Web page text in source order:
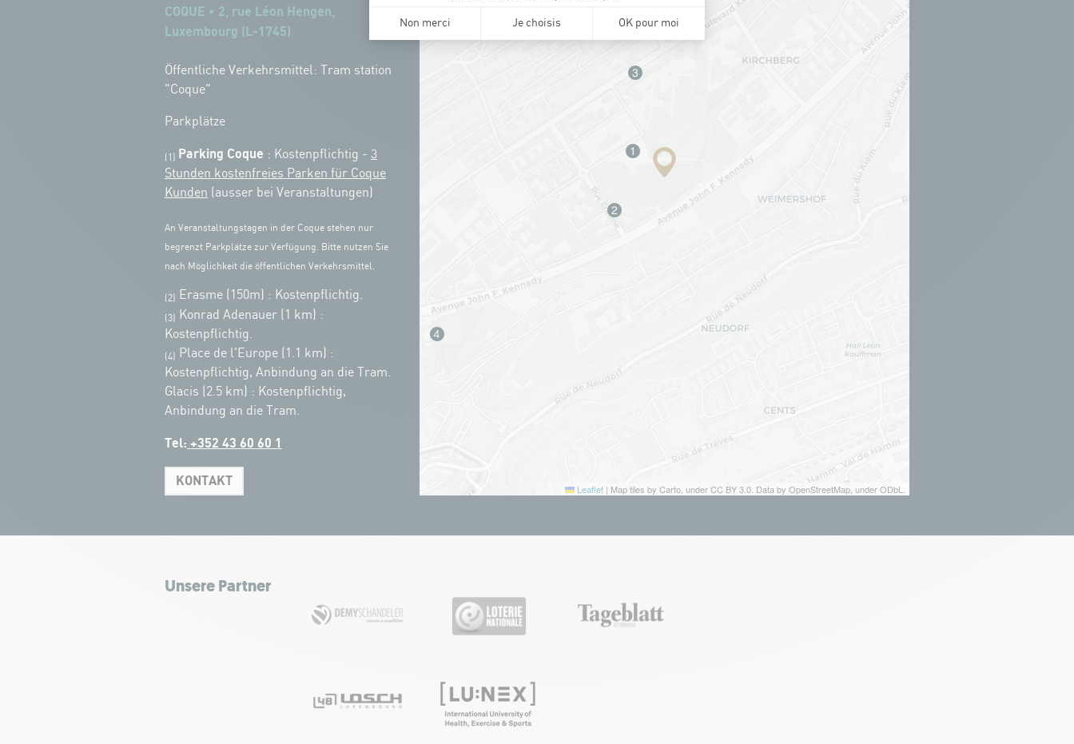
COQUE • 2, rue Léon Hengen,
Luxembourg (L-1745)
Öffentliche Verkehrsmittel: Tram station
"Coque"
Parkplätze
(1) Parking Coque : Kostenpflichtig - 3
Stunden kostenfreies Parken für Coque
Kunden (ausser bei Veranstaltungen)
An Veranstaltungstagen in der Coque stehen nur
begrenzt Parkplätze zur Verfügung. Bitte nutzen Sie
nach Möglichkeit die öffentlichen Verkehrsmittel.
(2) Erasme (150m) : Kostenpflichtig.
(3) Konrad Adenauer (1 km)
:
Kostenpflichtig.
(4)
Place de l'Europe (1.1 km) :
Kostenpflichtig, Anbindung an die Tram.
Glacis (2.5 km) : Kostenpflichtig,
Anbindung an die Tram.
Tel: +352 43 60 60 1
KONTAKT
Leaflet | Map tiles by Carto, under CC BY 3.0. Data by OpenStreetMap, under ODbL.
Unsere Partner